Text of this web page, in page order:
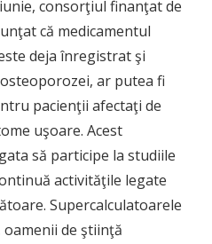
consorţiul finanţat de
că medicamentul
deja înregistrat şi
ar putea fi
pacienţii afectaţi de
uşoare. Acest
să participe la studiile
activităţile legate
Supercalculatoarele
oamenii de ştiinţă